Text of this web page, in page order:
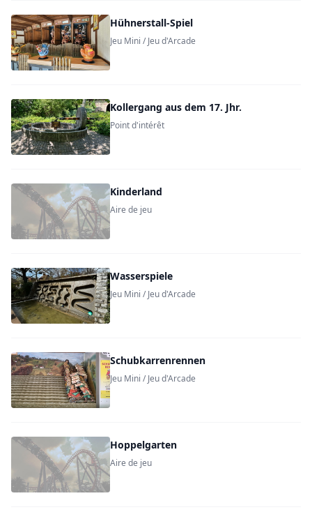
Hühnerstall-Spiel
Jeu Mini / Jeu d'Arcade
Kollergang aus dem 17. Jhr.
Point d'intérêt
Kinderland
Aire de jeu
Wasserspiele
Jeu Mini / Jeu d'Arcade
Schubkarrenrennen
Jeu Mini / Jeu d'Arcade
Hoppelgarten
Aire de jeu